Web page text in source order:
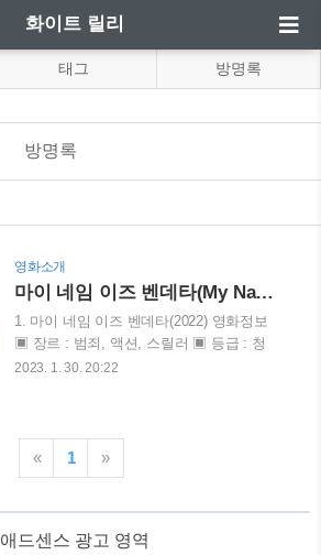
화이트 릴리
태그 방명록
방명록
영화소개
마이 네임 이즈 벤데타(My Name Is Vendetta, 2022):자비를 보이는 건 약점이다
1. 마이 네임 이즈 벤데타(2022) 영화정보
▣ 장르 : 범죄, 액션, 스릴러 ▣ 등급 : 청
소년 관람 불가 ▣ 나라 : 이탈리아 ▣ 감독
라 프란체스코니(소피아 역), 레모 지로네
(돈 안젤로 역) 등 오늘 영화는 2022년 11
2022》이다. 이탈리아의 마피아 집행자의
2023. 1. 30. 20:22
« 1 »
애드센스 광고 영역